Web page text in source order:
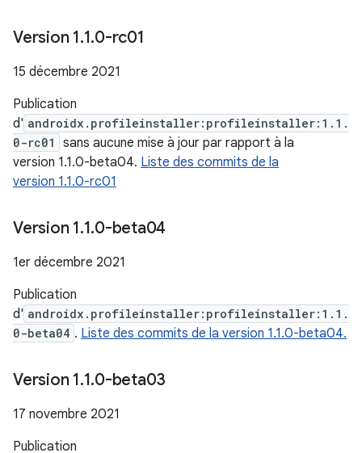
Version 1.1.0-rc01
15 décembre 2021
Publication
d' androidx.profileinstaller:profileinstaller:1.1.
0-rc01
sans aucune mise à jour par rapport à la
version 1.1.0-beta04. Liste des commits de la
version 1.1.0-rc01
Version 1.1.0-beta04
1er décembre 2021
Publication
d' androidx.profileinstaller:profileinstaller:1.1.
0-beta04 . Liste des commits de la version 1.1.0-beta04.
Version 1.1.0-beta03
17 novembre 2021
Publication